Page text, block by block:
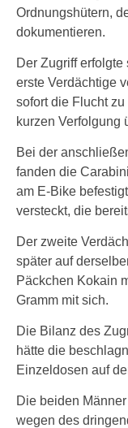
Ordnungshütern,
dokumentieren.
Der Zugriff
erste Verdächtige
sofort die Flucht
kurzen Verfolgung
Bei der
fanden die
am E-Bike
versteckt, die
Der zweite
später auf
Päckchen Kokain
Gramm mit sich.
Die Bilanz des
hätte die
Einzeldosen auf
Die beiden
wegen des